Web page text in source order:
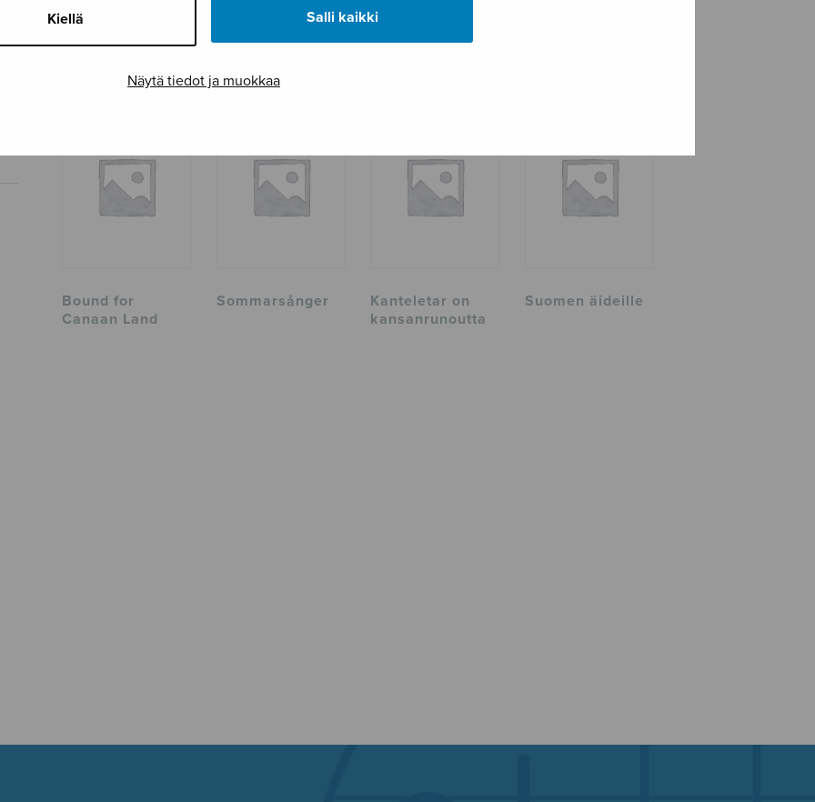
Kiellä Salli kaikki
Näytä tiedot ja muokkaa
Sivumäärä
TUTUSTU MYÖS
Bound for
Canaan Land
Sommarsånger
Kanteletar on
kansanrunoutta
Suomen äideille